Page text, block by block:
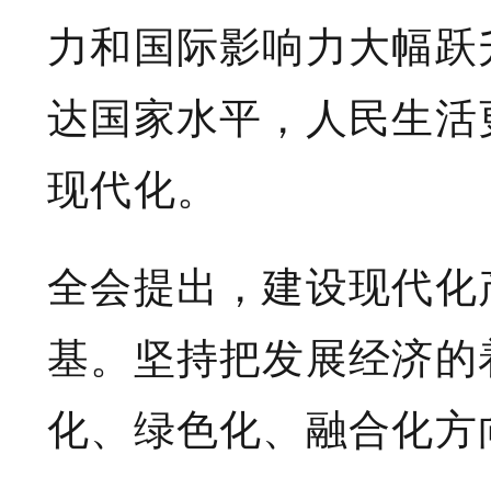
力和国际影响力大幅
达国家水平，人民生
现代化。
全会提出，建设现代
基。坚持把发展经济
化、绿色化、融合化